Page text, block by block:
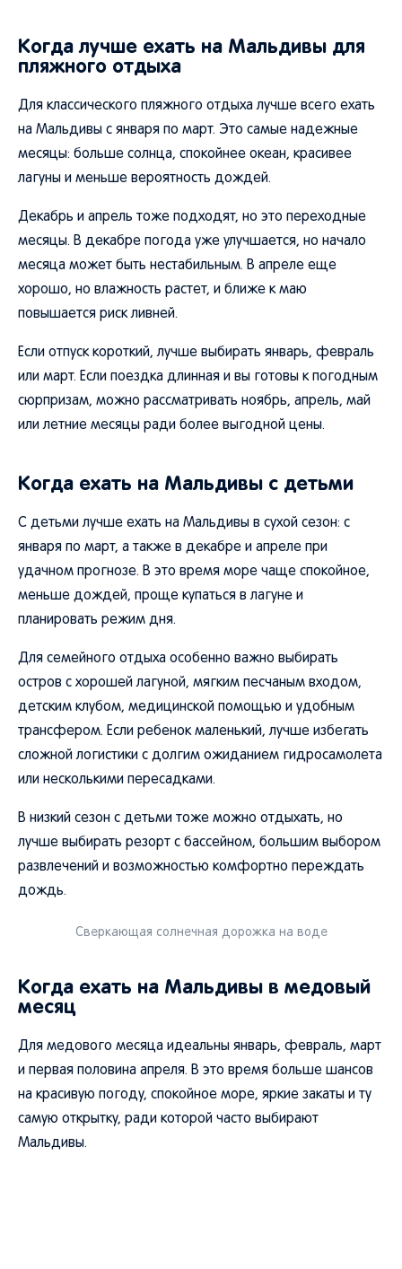
Когда лучше ехать на Мальдивы для
пляжного отдыха
Для классического пляжного отдыха лучше всего ехать
на Мальдивы с января по март. Это самые надежные
месяцы: больше солнца, спокойнее океан, красивее
лагуны и меньше вероятность дождей.
Декабрь и апрель тоже подходят, но это переходные
месяцы. В декабре погода уже улучшается, но начало
месяца может быть нестабильным. В апреле еще
хорошо, но влажность растет, и ближе к маю
повышается риск ливней.
Если отпуск короткий, лучше выбирать январь, февраль
или март. Если поездка длинная и вы готовы к погодным
сюрпризам, можно рассматривать ноябрь, апрель, май
или летние месяцы ради более выгодной цены.
Когда ехать на Мальдивы с детьми
С детьми лучше ехать на Мальдивы в сухой сезон: с
января по март, а также в декабре и апреле при
удачном прогнозе. В это время море чаще спокойное,
меньше дождей, проще купаться в лагуне и
планировать режим дня.
Для семейного отдыха особенно важно выбирать
остров с хорошей лагуной, мягким песчаным входом,
детским клубом, медицинской помощью и удобным
трансфером. Если ребенок маленький, лучше избегать
сложной логистики с долгим ожиданием гидросамолета
или несколькими пересадками.
В низкий сезон с детьми тоже можно отдыхать, но
лучше выбирать резорт с бассейном, большим выбором
развлечений и возможностью комфортно переждать
дождь.
Сверкающая солнечная дорожка на воде
Когда ехать на Мальдивы в медовый
месяц
Для медового месяца идеальны январь, февраль, март
и первая половина апреля. В это время больше шансов
на красивую погоду, спокойное море, яркие закаты и ту
самую открытку, ради которой часто выбирают
Мальдивы.